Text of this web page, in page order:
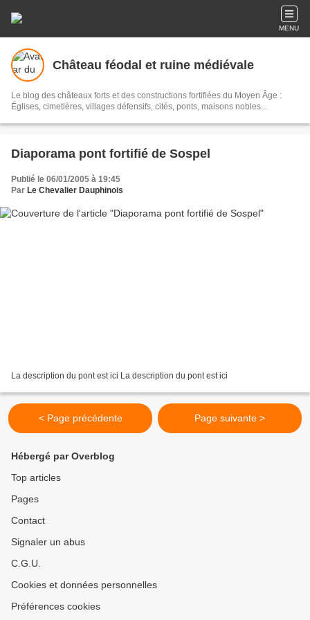
MENU
Château féodal et ruine médiévale
Le blog des châteaux forts et des constructions fortifiées du Moyen Âge :
Églises, cimetières, villages défensifs, cités, ponts, maisons nobles...
Diaporama pont fortifié de Sospel
Publié le 06/01/2005 à 19:45
Par Le Chevalier Dauphinois
La description du pont est ici La description du pont est ici
< Page précédente Page suivante >
Hébergé par Overblog
Top articles
Pages
Contact
Signaler un abus
C.G.U.
Cookies et données personnelles
Préférences cookies